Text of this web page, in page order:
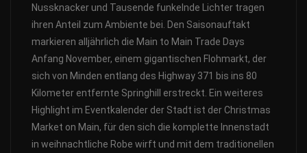
Nussknacker und Tausende funkelnde Lichter tragen
ihren Anteil zum Ambiente bei. Den Saisonauftakt
markieren alljährlich die Main to Main Trade Days
Anfang November, einem gigantischen Flohmarkt, der
sich von Minden entlang des Highway 371 bis ins 80
Kilometer entfernte Springhill erstreckt. Ein weiteres
Highlight im Eventkalender der Stadt ist der Christmas
Market on Main, für den sich die komplette Innenstadt
in weihnachtliche Robe wirft und mit dem traditionellen